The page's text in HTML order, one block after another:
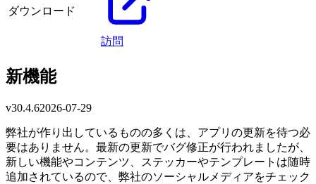
ダウンロード
訪問
新機能
v30.4.62026-07-29
弊社が作り出しているものの多くは、アプリの更新を待つ必
要はありません。最新の更新でバグ修正が行われましたが、
新しい機能やコンテンツ、ステッカーやテンプレートは随時
追加されているので、弊社のソーシャルメディアをチェック